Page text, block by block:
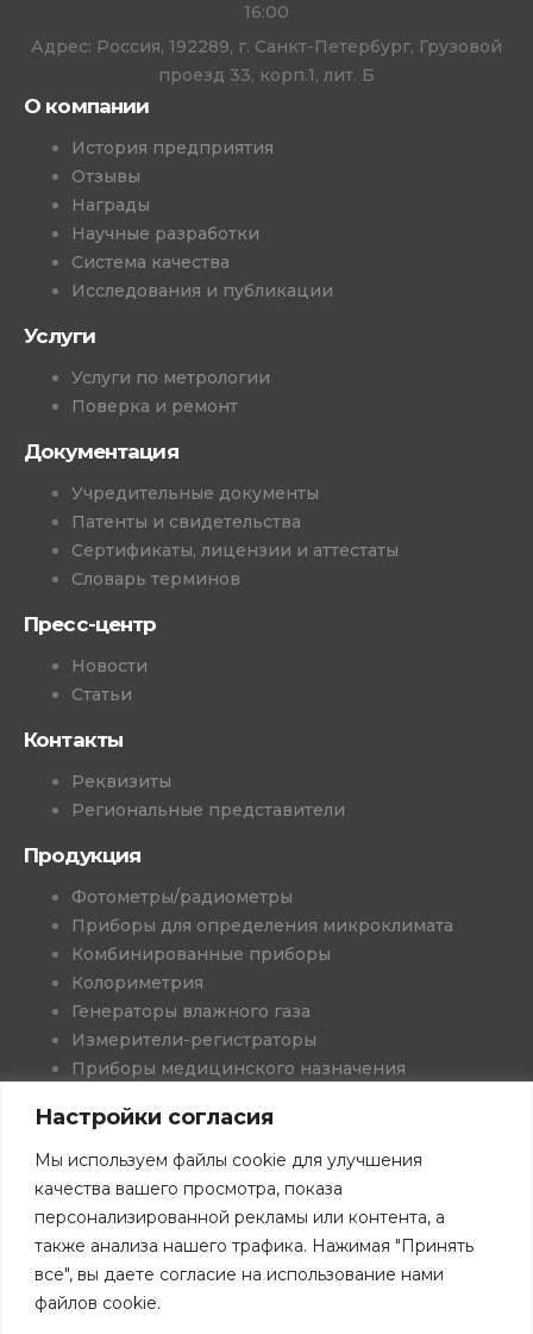
Настройки согласия
Мы используем файлы cookie для улучшения
качества вашего просмотра, показа
персонализированной рекламы или контента, а
также анализа нашего трафика. Нажимая "Принять
все", вы даете согласие на использование нами
файлов cookie.
16:00
Адрес: Россия, 192289, г. Санкт-Петербург, Грузовой
проезд 33, корп.1, лит. Б
О компании
История предприятия
Отзывы
Награды
Научные разработки
Система качества
Исследования и публикации
Услуги
Услуги по метрологии
Поверка и ремонт
Документация
Учредительные документы
Патенты и свидетельства
Сертификаты, лицензии и аттестаты
Словарь терминов
Пресс-центр
Новости
Статьи
Контакты
Реквизиты
Региональные представители
Продукция
Фотометры/радиометры
Приборы для определения микроклимата
Комбинированные приборы
Колориметрия
Генераторы влажного газа
Измерители-регистраторы
Приборы медицинского назначения
Программное обеспечение
Книги
Скачать каталоги
©Все права защищены. 2026 г. ООО "НТП ТКА".